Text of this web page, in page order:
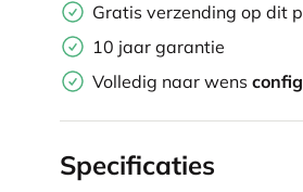
Gratis verzending op dit
10 jaar garantie
Volledig naar wens
Specificaties